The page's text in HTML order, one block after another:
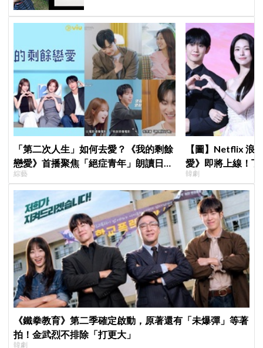
「第二次人生」如何去愛？《我的剩餘
戀愛》首播聚焦「絕症青年」朗讀日記
全場淚崩，初見面竟「撞見舊識」！
綜藝
【圖】Netflix 浪
愛》即將上線！
製作發表會，甜
韓劇
《鐵拳教育》第二季確定啟動，原著還有「未爆彈」等著
拍！金武烈不排除「打更大」
韓劇